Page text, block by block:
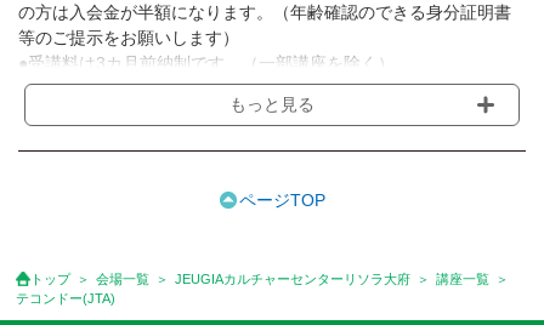
の方は入会金が半額になります。（年齢確認のできる身分証明書
等のご提示をお願いします）
●受講料は3カ月前納制です。（一部講座を除く）
●受講料には運営費として１講座につき月額770円(税込)が含まれ
ております。また一部の講座では別途傷害保険料も含まれており
用は含まれておりません。
のでご確認ください。
●参加人数が一定に満たない場合、体験や講座開講を中止または延
もっと見る
ページTOP
トップ 会場一覧 JEUGIAカルチャーセンターリソラ大府
講座一覧
テコンドー(JTA)